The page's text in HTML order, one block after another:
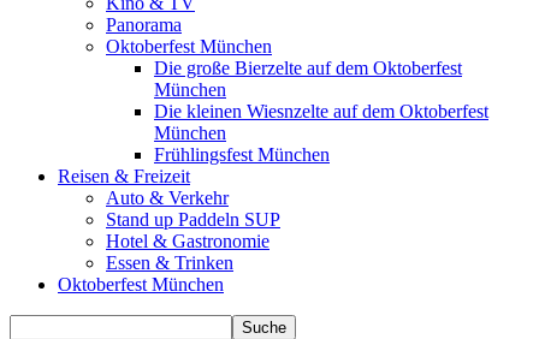
Panorama
Oktoberfest München
Die große Bierzelte auf dem Oktoberfest
München
Die kleinen Wiesnzelte auf dem Oktoberfest
München
Frühlingsfest München
Reisen & Freizeit
Auto & Verkehr
Stand up Paddeln SUP
Hotel & Gastronomie
Essen & Trinken
Oktoberfest München